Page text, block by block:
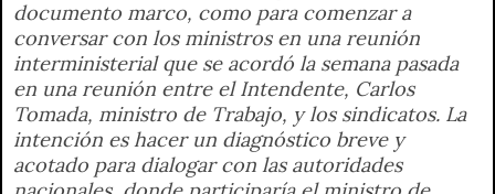
documento marco, como para comenzar a
conversar con los ministros en una reunión
interministerial que se acordó la semana pasada
en una reunión entre el Intendente, Carlos
Tomada, ministro de Trabajo, y los sindicatos. La
intención es hacer un diagnóstico breve y
acotado para dialogar con las autoridades